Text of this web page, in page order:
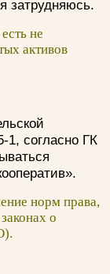
затрудняюсь.
не
активов
1, согласно ГК
норм права,
о